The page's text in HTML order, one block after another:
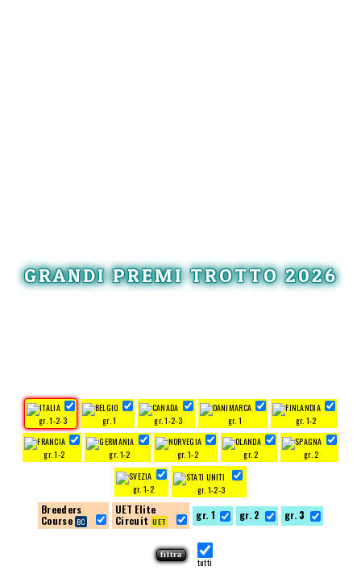
GRANDI PREMI TROTTO 2026
gr. 1-2-3 gr. 1 gr. 1-2-3 gr. 1 gr. 1-2
gr. 1-2 gr. 1-2 gr. 1-2 gr. 2 gr. 2
gr. 1-2 gr. 1-2-3
Breeders
Course
UET Elite
Circuit
gr. 1 gr. 2 gr. 3
tutti